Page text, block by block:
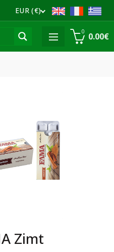
EUR (€)
0 0.00€
Zimt